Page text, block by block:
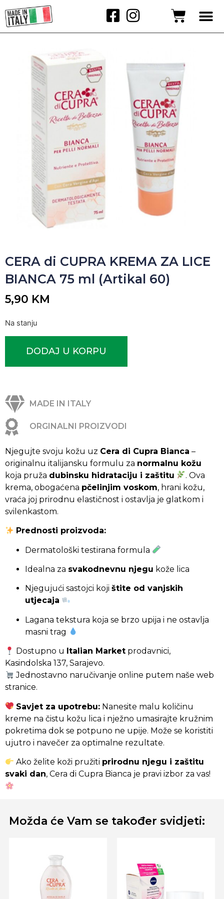
CERA di CUPRA KREMA ZA LICE
BIANCA 75 ml (Artikal 60)
5,90 KM
Na stanju
DODAJ U KORPU
MADE IN ITALY
ORGINALNI PROIZVODI
Cera
di
Cupra
Bianca
Krema
za
Lice
75
ml
Njegujte svoju kožu uz Cera di Cupra Bianca –
originalnu italijansku formulu za normalnu kožu
koja pruža dubinsku hidrataciju i zaštitu
. Ova
krema, obogaćena pčelinjim voskom, hrani kožu,
vraća joj prirodnu elastičnost i ostavlja je glatkom i
svilenkastom.
Prednosti proizvoda:
Dermatološki testirana formula
Idealna za svakodnevnu njegu kože lica
Njegujući sastojci koji štite od vanjskih
utjecaja
Lagana tekstura koja se brzo upija i ne ostavlja
masni trag
Dostupno u Italian Market prodavnici,
Kasindolska 137, Sarajevo.
Jednostavno naručivanje online putem naše web
stranice.
Savjet za upotrebu: Nanesite malu količinu
kreme na čistu kožu lica i nježno umasirajte kružnim
pokretima dok se potpuno ne upije. Može se koristiti
ujutro i navečer za optimalne rezultate.
Ako želite koži pružiti prirodnu njegu i zaštitu
svaki dan, Cera di Cupra Bianca je pravi izbor za vas!
Možda će Vam se također svidjeti: